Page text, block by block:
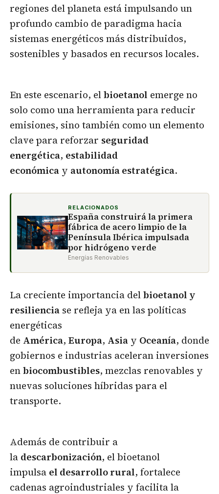
regiones del planeta está impulsando un
profundo cambio de paradigma hacia
sistemas energéticos más distribuidos,
sostenibles y basados en recursos locales.
En este escenario, elbioetanol emerge no
solo como una herramienta para reducir
emisiones, sino también como un elemento
clave para reforzar seguridad
energética, estabilidad
económica y autonomía estratégica.
RELACIONADOS
España construirá la primera
fábrica de acero limpio de la
Península Ibérica impulsada
por hidrógeno verde
Energías Renovables
La creciente importancia delbioetanol y
resiliencia se refleja ya en las políticas
energéticas
de América, Europa, Asia y Oceanía, donde
gobiernos e industrias aceleran inversiones
enbiocombustibles, mezclas renovables y
nuevas soluciones híbridas para el
transporte.
Además de contribuir a
la descarbonización, el bioetanol
impulsa el desarrollo rural, fortalece
cadenas agroindustriales y facilita la